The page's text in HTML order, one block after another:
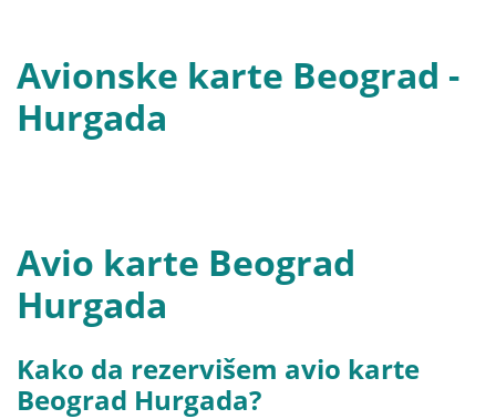
Avionske karte Beograd -
Hurgada
Avio karte Beograd
Hurgada
Kako da rezervišem avio karte
Beograd Hurgada?